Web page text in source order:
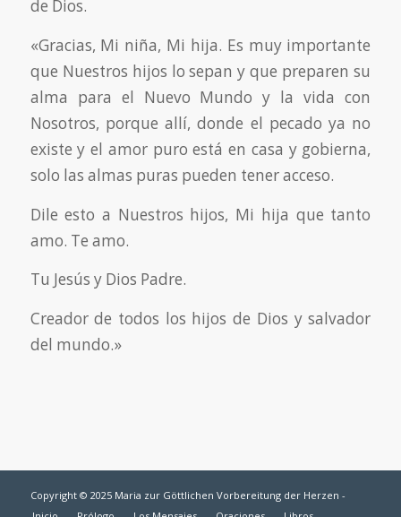
de Dios.
«Gracias, Mi niña, Mi hija. Es muy importante
que Nuestros hijos lo sepan y que preparen su
alma para el Nuevo Mundo y la vida con
Nosotros, porque allí, donde el pecado ya no
existe y el amor puro está en casa y gobierna,
solo las almas puras pueden tener acceso.
Dile esto a Nuestros hijos, Mi hija que tanto
amo. Te amo.
Tu Jesús y Dios Padre.
Creador de todos los hijos de Dios y salvador
del mundo.»
Copyright © 2025 Maria zur Göttlichen Vorbereitung der Herzen -